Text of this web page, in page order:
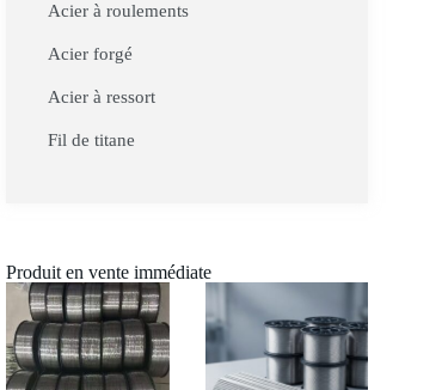
Acier à roulements
Acier forgé
Acier à ressort
Fil de titane
Produit en vente immédiate